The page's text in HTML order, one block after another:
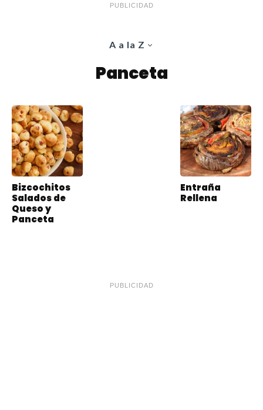
PUBLICIDAD
A a la Z
Panceta
Bizcochitos
Salados de
Queso y
Panceta
Entraña
Rellena
PUBLICIDAD